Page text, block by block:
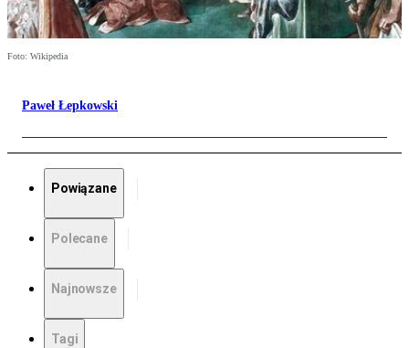
Foto: Wikipedia
Paweł Łepkowski
Powiązane
Polecane
Najnowsze
Tagi